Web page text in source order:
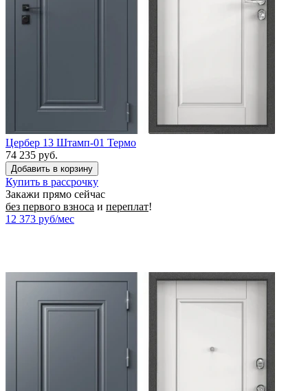
Цербер 13 Штамп-01 Термо
74 235 руб.
Купить в рассрочку
Закажи прямо сейчас
без первого взноса и переплат!
12 373 руб/мес